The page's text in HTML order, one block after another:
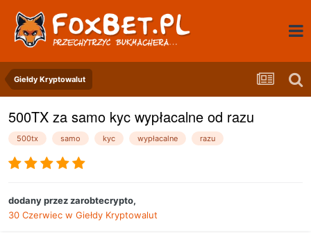
Giełdy Kryptowalut
500TX za samo kyc wypłacalne od razu
500tx samo kyc wypłacalne razu
dodany przezzarobtecrypto,
30 Czerwiec w Giełdy Kryptowalut